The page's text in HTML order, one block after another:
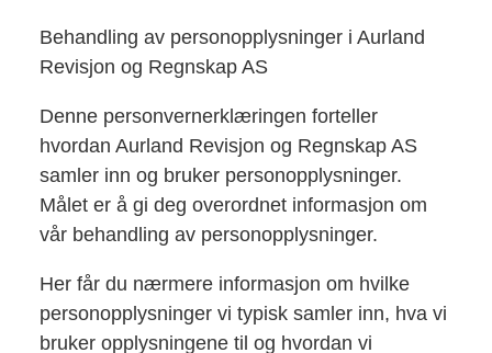
Behandling av personopplysninger i Aurland
Revisjon og Regnskap AS
Denne personvernerklæringen forteller
hvordan Aurland Revisjon og Regnskap AS
samler inn og bruker personopplysninger.
Målet er å gi deg overordnet informasjon om
vår behandling av personopplysninger.
Her får du nærmere informasjon om hvilke
personopplysninger vi typisk samler inn, hva vi
bruker opplysningene til og hvordan vi